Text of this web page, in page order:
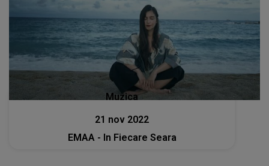
Muzica
21 nov 2022
EMAA - In Fiecare Seara